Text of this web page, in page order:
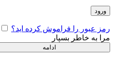
ورود
رمز عبور را فراموش کرده اید؟
مرا به خاطر بسپار
ادامه